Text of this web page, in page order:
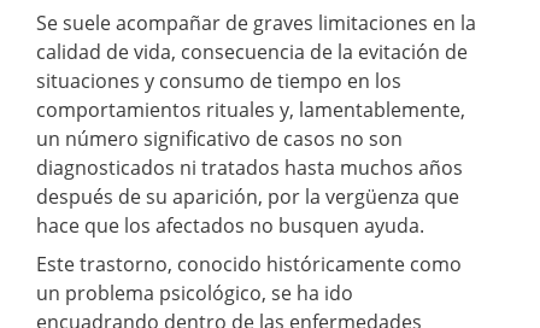
Se suele acompañar de graves limitaciones en la
calidad de vida, consecuencia de la evitación de
situaciones y consumo de tiempo en los
comportamientos rituales y, lamentablemente,
un número significativo de casos no son
diagnosticados ni tratados hasta muchos años
después de su aparición, por la vergüenza que
hace que los afectados no busquen ayuda.
Este trastorno, conocido históricamente como
un problema psicológico, se ha ido
encuadrando dentro de las enfermedades